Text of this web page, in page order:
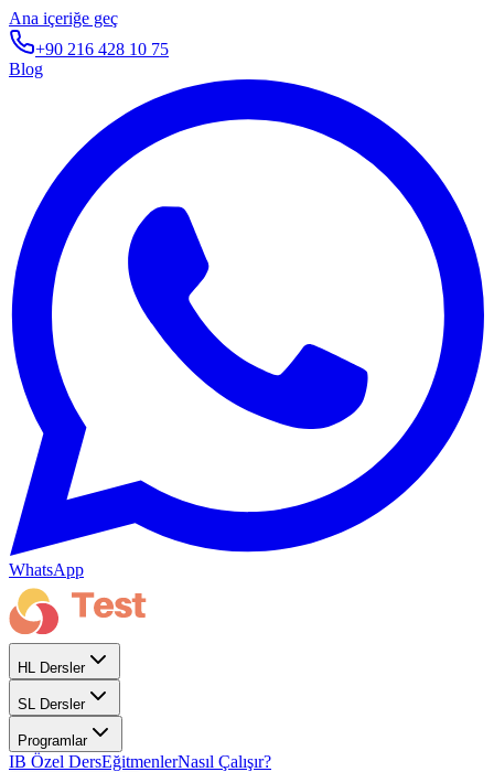
Ana içeriğe geç
+90 216 428 10 75
Blog
WhatsApp
HL Dersler
SL Dersler
Programlar
IB Özel DersEğitmenlerNasıl Çalışır?